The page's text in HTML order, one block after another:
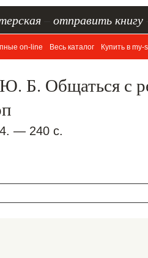
отправить книгу
on-line Весь каталог Купить в my-
Б. Общаться с
— 240 с.